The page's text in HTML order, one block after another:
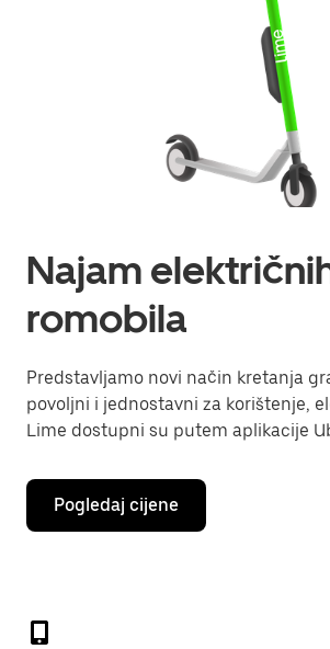
Najam
romobila
Predstavljamo novi način kretanja
povoljni i jednostavni za korištenje,
Lime dostupni su putem aplikacije
Pogledaj cijene